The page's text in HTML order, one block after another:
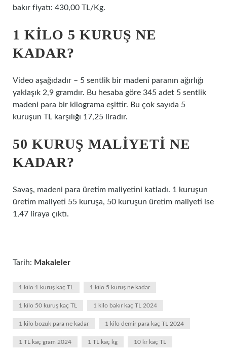
bakır fiyatı: 430,00 TL/Kg.
1 KILO 5 KURUŞ NE
KADAR?
Video aşağıdadır – 5 sentlik bir madeni paranın ağırlığı
yaklaşık 2,9 gramdır. Bu hesaba göre 345 adet 5 sentlik
madeni para bir kilograma eşittir. Bu çok sayıda 5
kuruşun TL karşılığı 17,25 liradır.
50 KURUŞ MALIYETI NE
KADAR?
Savaş, madeni para üretim maliyetini katladı. 1 kuruşun
üretim maliyeti 55 kuruşa, 50 kuruşun üretim maliyeti ise
1,47 liraya çıktı.
Tarih: Makaleler
1 kilo 1 kuruş kaç TL 1 kilo 5 kuruş ne kadar
1 kilo 50 kuruş kaç TL 1 kilo bakır kaç TL 2024
1 kilo bozuk para ne kadar 1 kilo demir para kaç TL 2024
1 TL kaç gram 2024 1 TL kaç kg 10 kr kaç TL